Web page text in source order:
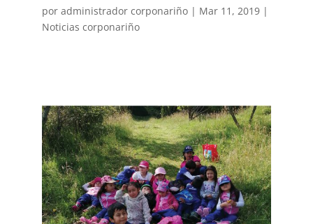
por administrador corponariño| Mar 11, 2019|
Noticias corponariño